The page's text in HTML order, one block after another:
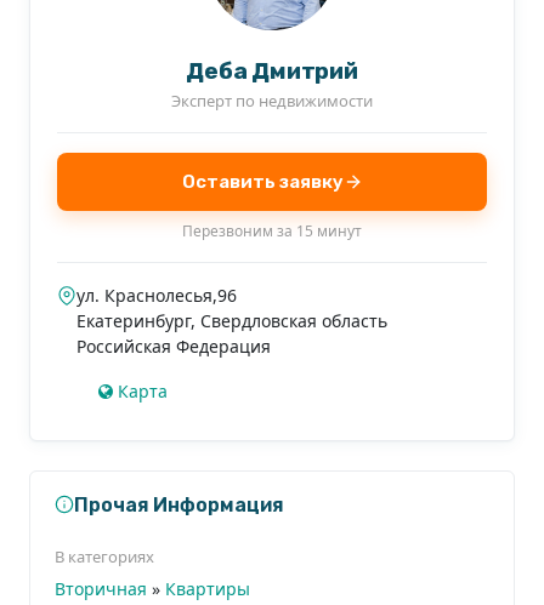
Деба Дмитрий
Эксперт по недвижимости
Оставить заявку
Перезвоним за 15 минут
ул. Краснолесья,96
Екатеринбург, Свердловская область
Российская Федерация
Карта
Прочая Информация
В категориях
Вторичная » Квартиры